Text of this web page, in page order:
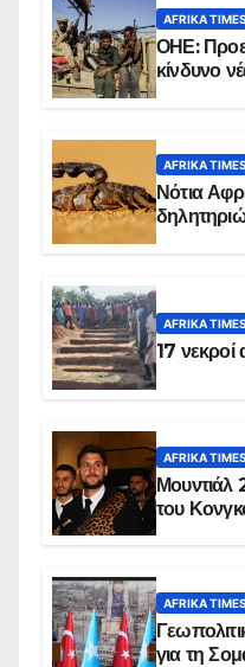
AFRIKA TIMES
ΟΗΕ:
κίνδυνο
AFRIKA TIMES
Νότια
AFRIKA TIMES
17 νεκροί
AFRIKA TIMES
Μουντιάλ
του
AFRIKA TIMES
για τη